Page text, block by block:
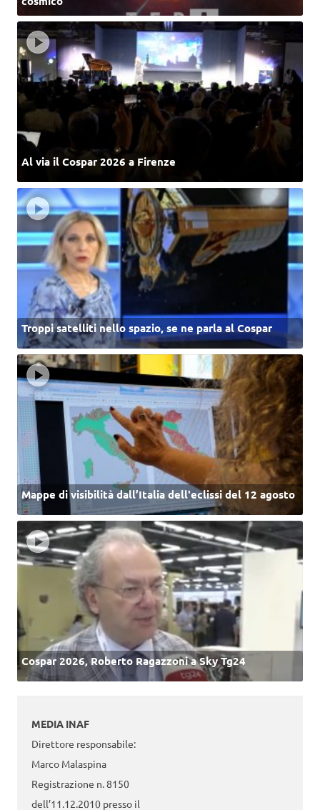
Al via il Cospar 2026 a Firenze
Troppi satelliti nello spazio, se ne parla al Cospar
Mappe di visibilità dall’Italia dell'eclissi del 12 agosto
Cospar 2026, Roberto Ragazzoni a Sky Tg24
MEDIA INAF
Direttore responsabile:
Marco Malaspina
Registrazione n. 8150
dell’11.12.2010 presso il